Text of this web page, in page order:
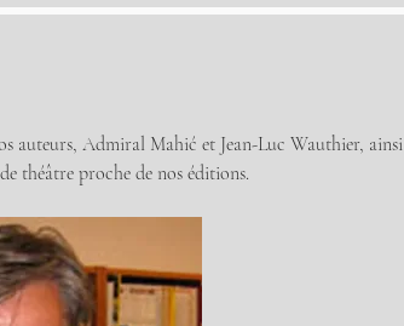
auteurs, Admiral Mahić et Jean-Luc Wauthier, ainsi
théâtre proche de nos éditions.